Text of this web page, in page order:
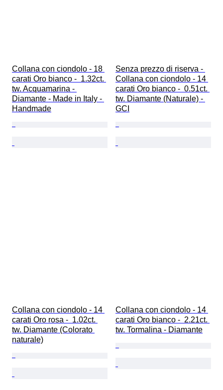
Collana con ciondolo - 18
carati Oro bianco -  1.32ct.
tw. Acquamarina -
Diamante - Made in Italy -
Handmade
Senza prezzo di riserva -
Collana con ciondolo - 14
carati Oro bianco -  0.51ct.
tw. Diamante (Naturale) -
GCI
Collana con ciondolo - 14
carati Oro rosa -  1.02ct.
tw. Diamante (Colorato
naturale)
Collana con ciondolo - 14
carati Oro bianco -  2.21ct.
tw. Tormalina - Diamante